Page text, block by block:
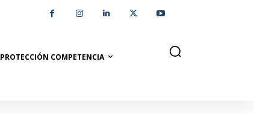
PROTECCIÓN COMPETENCIA